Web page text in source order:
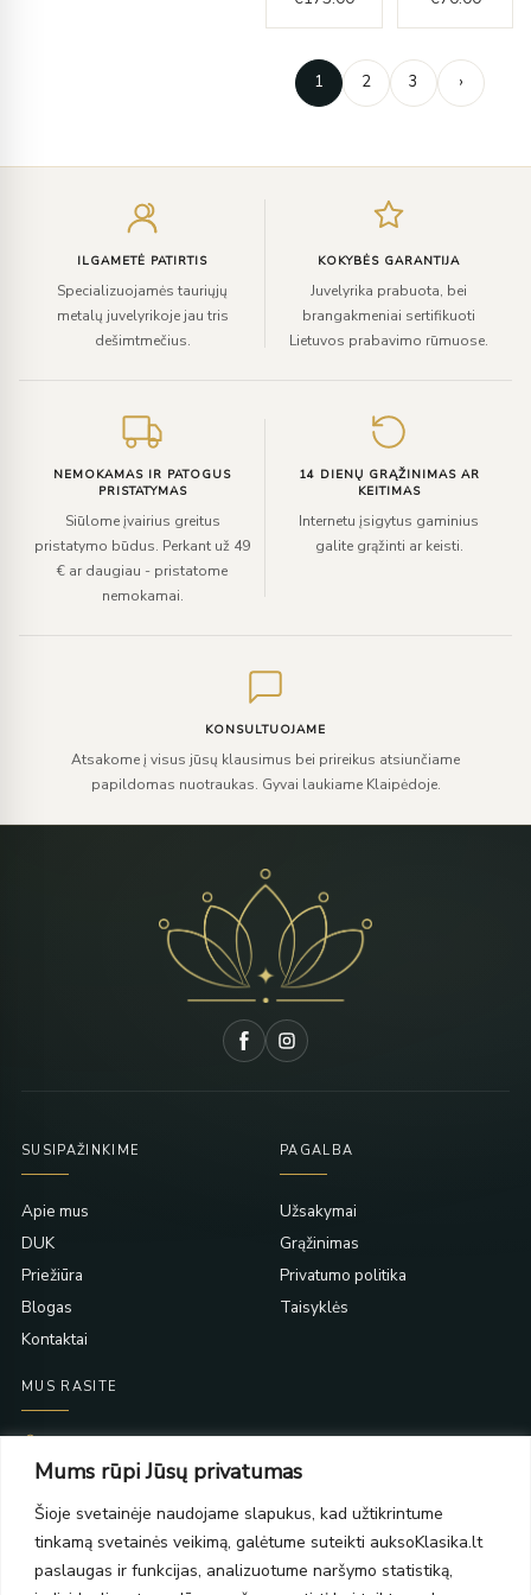
Mums rūpi Jūsų privatumas
Šioje svetainėje naudojame slapukus, kad užtikrintume
tinkamą svetainės veikimą, galėtume suteikti auksoKlasika.lt
paslaugas ir funkcijas, analizuotume naršymo statistiką,
1 2 3 ›
ILGAMETĖ PATIRTIS
Specializuojamės tauriųjų
metalų juvelyrikoje jau tris
dešimtmečius.
KOKYBĖS GARANTIJA
Juvelyrika prabuota, bei
brangakmeniai sertifikuoti
Lietuvos prabavimo rūmuose.
NEMOKAMAS IR PATOGUS
PRISTATYMAS
Siūlome įvairius greitus
pristatymo būdus. Perkant už 49
€ ar daugiau - pristatome
nemokamai.
14 DIENŲ GRĄŽINIMAS AR
KEITIMAS
Internetu įsigytus gaminius
galite grąžinti ar keisti.
KONSULTUOJAME
Atsakome į visus jūsų klausimus bei prireikus atsiunčiame
papildomas nuotraukas. Gyvai laukiame Klaipėdoje.
SUSIPAŽINKIME
Apie mus
DUK
Priežiūra
Blogas
Kontaktai
PAGALBA
Užsakymai
Grąžinimas
Privatumo politika
Taisyklės
MUS RASITE
PC Molas, Klaipėda
PC BIG 2, Klaipėda
Šilutės pl. 35
PC Banginis, Klaipėda